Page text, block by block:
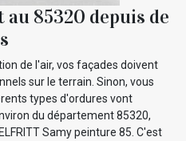
85320 depuis de
de l'air, vos façades doivent
sur le terrain. Sinon, vous
types d'ordures vont
du département 85320,
Samy peinture 85. C'est